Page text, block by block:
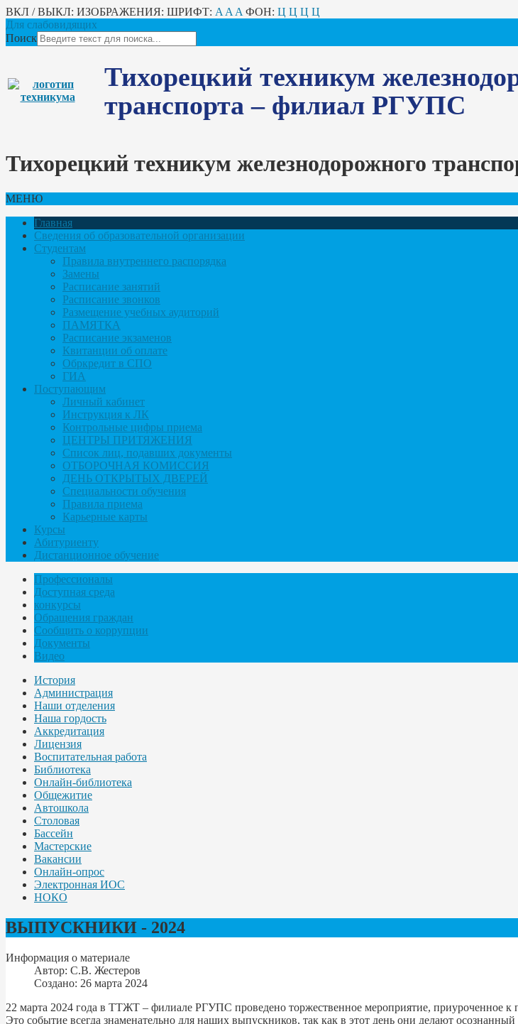
ВКЛ / ВЫКЛ: ИЗОБРАЖЕНИЯ: ШРИФТ: A A A ФОН: Ц Ц Ц Ц
Для слабовидящих
Поиск
Тихорецкий техникум
транспорта – филиал РГУПС
Тихорецкий техникум железнодорожного
МЕНЮ
Главная
Сведения об образовательной организации
Студентам
Правила внутреннего распорядка
Замены
Расписание занятий
Расписание звонков
Размещение учебных аудиторий
ПАМЯТКА
Расписание экзаменов
Квитанции об оплате
Обркредит в СПО
ГИА
Поступающим
Личный кабинет
Инструкция к ЛК
Контрольные цифры приема
ЦЕНТРЫ ПРИТЯЖЕНИЯ
Список лиц, подавших документы
ОТБОРОЧНАЯ КОМИССИЯ
ДЕНЬ ОТКРЫТЫХ ДВЕРЕЙ
Специальности обучения
Правила приема
Карьерные карты
Курсы
Абитуриенту
Дистанционное обучение
Профессионалы
Доступная среда
конкурсы
Обращения граждан
Сообщить о коррупции
Документы
Видео
История
Администрация
Наши отделения
Наша гордость
Аккредитация
Лицензия
Воспитательная работа
Библиотека
Онлайн-библиотека
Общежитие
Автошкола
Столовая
Бассейн
Мастерские
Вакансии
Онлайн-опрос
Электронная ИОС
НОКО
ВЫПУСКНИКИ - 2024
Информация о материале
Автор: С.В. Жестеров
Создано: 26 марта 2024
22 марта 2024 года в ТТЖТ – филиале РГУПС проведено торжественное мероприятие, приуроченное к
Это событие всегда знаменательно для наших выпускников, так как в этот день они делают